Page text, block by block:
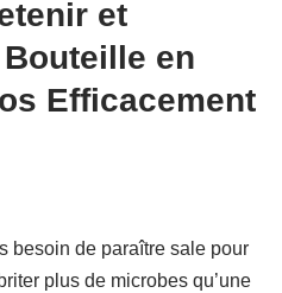
et
en
Efficacement
besoin de paraître sale pour
plus de microbes qu’une